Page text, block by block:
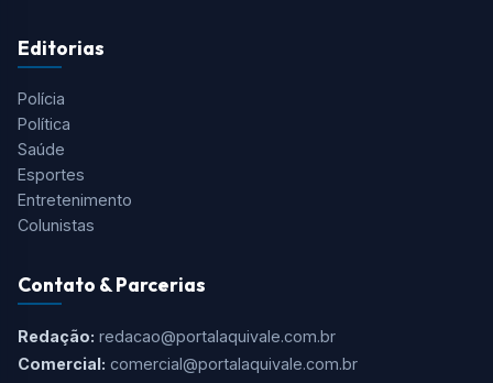
Editorias
Polícia
Política
Saúde
Esportes
Entretenimento
Colunistas
Contato & Parcerias
Redação: redacao@portalaquivale.com.br
Comercial: comercial@portalaquivale.com.br